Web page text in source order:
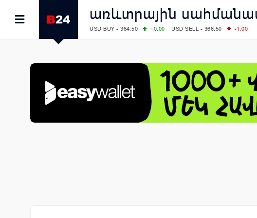
առևտրային
USD BUY - 364.50 +0.00 USD SELL - 366.50
-1.00
COMEX: PLATINUM - 1765.90
LME: ALUMINIUM - 3184.00
-0.27 COPPER - 13791.00
LME: NICKEL - 17249.00
+0.09 TIN - 55268.00
+2.50
LME: LEAD - 1877.50
-1.00 ZINC - 3643.00
+1.43
FOREX: USD/JPY - 157.68
+0.12 EUR/GBP - 1.1548
FOREX: EUR/USD - 1.1548
+0.11 GBP/USD - 1.3459